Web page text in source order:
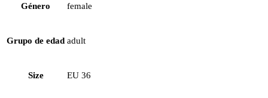
Género female
Grupo de edad adult
Size EU 36